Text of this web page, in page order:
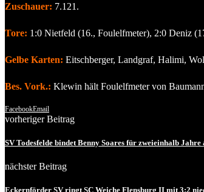
Zuschauer: 7.121.
Tore: 1:0 Nietfeld (16., Foulelfmeter), 2:0 Deniz
Gelbe Karten: Eitschberger, Landgraf, Halimi,
Bes. Vork.: Klewin hält Foulelfmeter von
FacebookEmail
vorheriger Beitrag
SV Todesfelde bindet Benny Soares für zweieinhalb Jahre
nächster Beitrag
Eckernförder SV ringt SC Weiche Flensburg II mit 3:2